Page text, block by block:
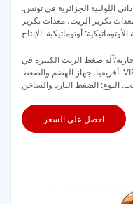
اللولبية الجزائرية في تونس.
تكرير الزيت، معدات تكرير
أوتوماتيكية. الإنتاج
آلة ضغط الزيت الكبيرة في
أفريقيا. جهاز الهضم والضغط: VIRIDIS Engineering Sdn Bhd. الاستخدام: آلة
النوع: الضغط البارد والساخن
احصل على السعر